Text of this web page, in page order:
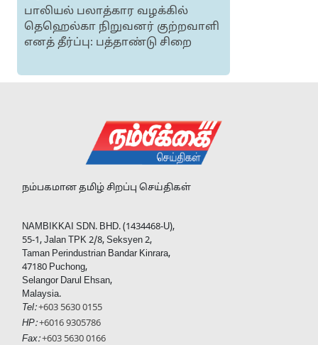
பாலியல் பலாத்கார வழக்கில்
தெஹெல்கா நிறுவனர் குற்றவாளி
எனத் தீர்ப்பு: பத்தாண்டு சிறை
நம்பகமான தமிழ் சிறப்பு செய்திகள்
NAMBIKKAI SDN. BHD. (1434468-U),
55-1, Jalan TPK 2/8, Seksyen 2,
Taman Perindustrian Bandar Kinrara,
47180 Puchong,
Selangor Darul Ehsan,
Malaysia.
Tel:+603 5630 0155
HP:+6016 9305786
Fax: +603 5630 0166